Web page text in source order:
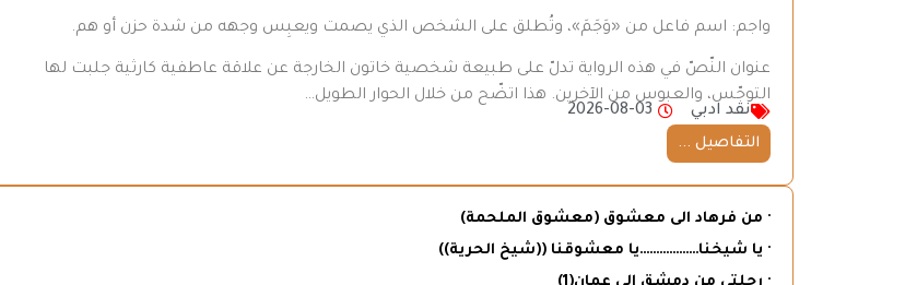
واجم: اسم فاعل من «وَجَمَ»، وتُطلق على الشخص الذي يصمت ويعبِس وجهه من شدة حزن أو هم.
عنوان النّصّ في هذه الرواية تدلّ على طبيعة شخصية خاتون الخارجة عن علاقة عاطفية كارثية جلبت لها
التوجّس، والعبوس من الآخرين. هذا اتضّح من خلال الحوار الطويل…
نقد ادبي
2026-08-03
التفاصيل ...
· من فرهاد الى معشوق (معشوق الملحمة)
· يا شيخنا………………يا معشوقنا ((شيخ الحرية))
· رحلتي من دمشق إلى عمان(1)